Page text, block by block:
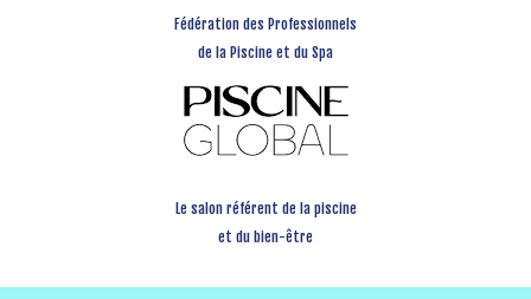
Fédération des Professionnels
de la Piscine et du Spa
Le salon référent de la piscine
et du bien-être